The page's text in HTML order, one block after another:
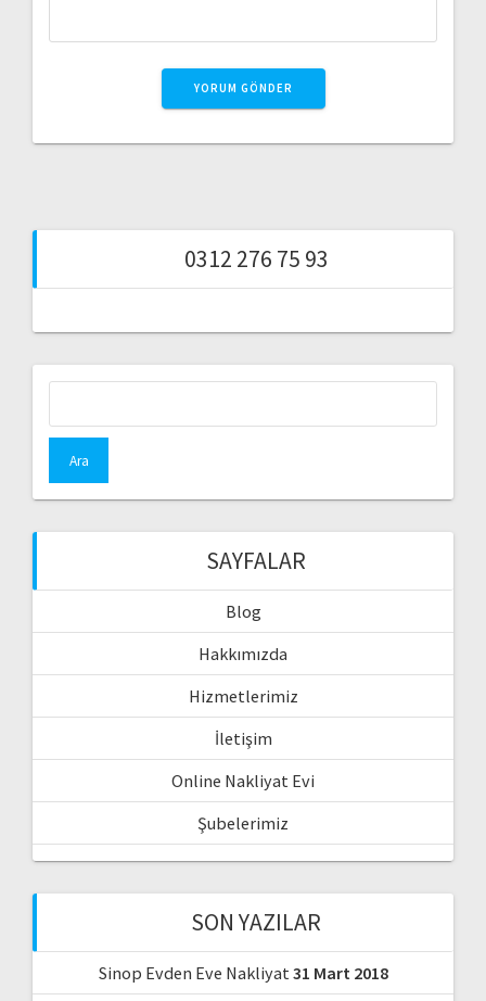
0312 276 75 93
SAYFALAR
Blog
Hakkımızda
Hizmetlerimiz
İletişim
Online Nakliyat Evi
Şubelerimiz
SON YAZILAR
Sinop Evden Eve Nakliyat31 Mart 2018